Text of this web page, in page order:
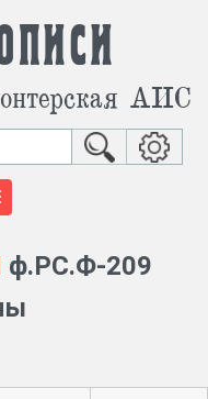
АИС
ф.РС.Ф-209